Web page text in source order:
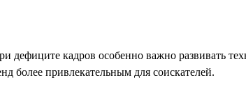
дефиците кадров особенно важно развивать
более привлекательным для соискателей.